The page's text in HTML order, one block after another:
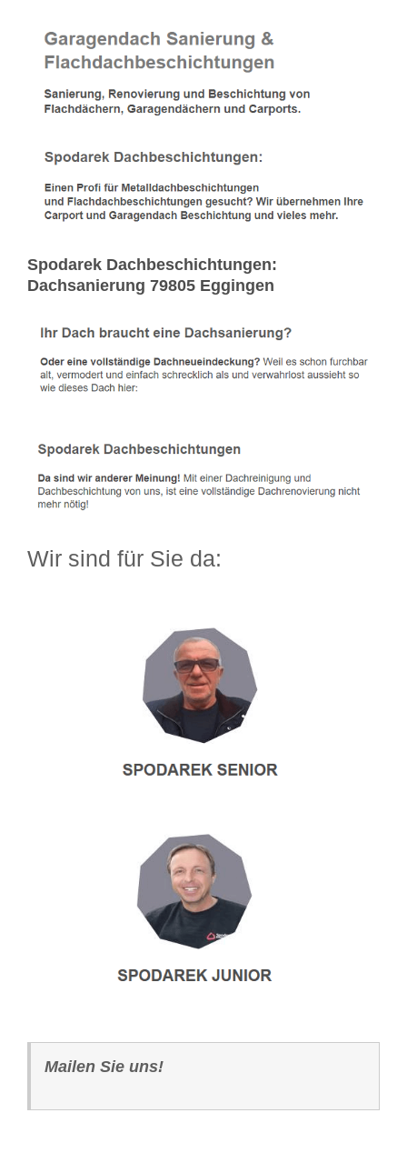
Spodarek Dachbeschichtungen:
Dachsanierung 79805 Eggingen
Wir sind für Sie da:
Mailen Sie uns!